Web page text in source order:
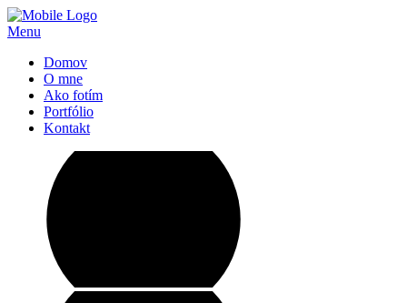
Menu
Domov
O mne
Ako fotím
Portfólio
Kontakt